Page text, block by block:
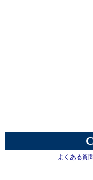
よくある質